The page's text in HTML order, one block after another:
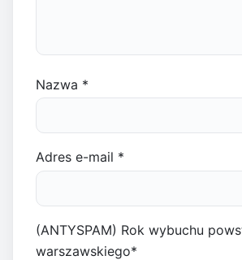
Nazwa *
Adres e-mail *
(ANTYSPAM) Rok wybuchu
warszawskiego*